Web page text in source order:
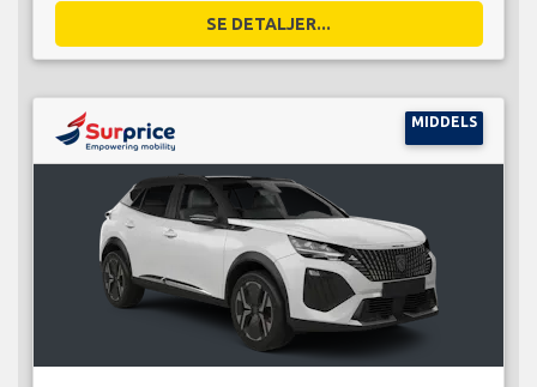
SE DETALJER...
MIDDELS